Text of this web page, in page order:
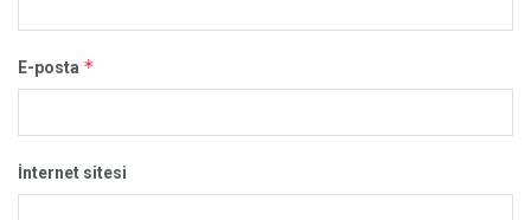
E-posta *
İnternet sitesi